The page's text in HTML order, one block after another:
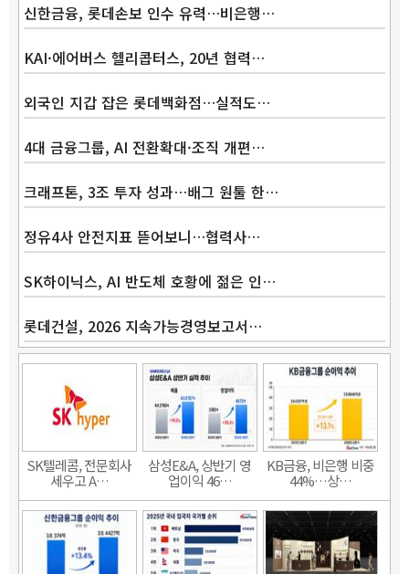
신한금융, 롯데손보 인수 유력…비은행…
KAI·에어버스 헬리콥터스, 20년 협력…
외국인 지갑 잡은 롯데백화점…실적도…
4대 금융그룹, AI 전환확대·조직 개편…
크래프톤, 3조 투자 성과…배그 원툴 한…
정유4사 안전지표 뜯어보니…협력사…
SK하이닉스, AI 반도체 호황에 젊은 인…
롯데건설, 2026 지속가능경영보고서…
SK텔레콤, 전문회사
세우고 A…
삼성E&A, 상반기 영
업이익 46…
KB금융, 비은행 비중
44%…상…